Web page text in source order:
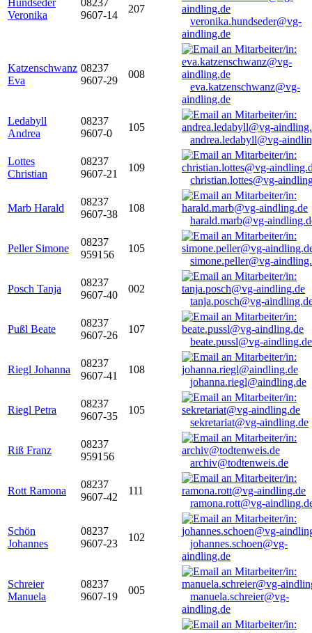
Hundseder
Veronika
08237
9607-14
207
veronika.hundseder@vg-
aindling.de
Katzenschwanz
Eva
08237
9607-29
008
eva.katzenschwanz@vg-
aindling.de
Ledabyll
Andrea
08237
9607-0
105
andrea.ledabyll@vg-
Lottes
Christian
08237
9607-21
109
christian.lottes@vg-
Marb Harald
08237
9607-38
108
harald.marb@vg-
Peller Simone
08237
959156
105
simone.peller@vg-
Posch Tanja
08237
9607-40
002
tanja.posch@vg-
Pußl Beate
08237
9607-26
107
beate.pussl@vg-aindling.de
Riegl Johanna
08237
9607-41
108
johanna.riegl@aindling.de
Riegl Petra
08237
9607-35
105
sekretariat@vg-aindling.de
Riß Franz
08237
959156
archiv@todtenweis.de
Rott Ramona
08237
9607-42
111
ramona.rott@vg-
Schön
Johannes
08237
9607-23
102
johannes.schoen@vg-
aindling.de
Schreier
Manuela
08237
9607-19
005
manuela.schreier@vg-
aindling.de